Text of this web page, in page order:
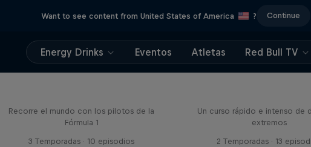
Want to see content from United States of America ? Continue
Energy Drinks Eventos Atletas Red Bull TV
Recorre el mundo con los pilotos de la
Fórmula 1
3 Temporadas · 10 episodios
Un curso rápido e intenso de
extremos
2 Temporadas · 13